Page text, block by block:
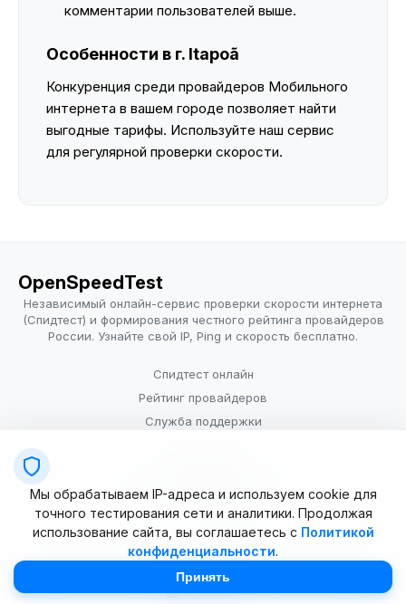
комментарии пользователей выше.
Особенности в г. Itapoã
Конкуренция среди провайдеров Мобильного
интернета в вашем городе позволяет найти
выгодные тарифы. Используйте наш сервис
для регулярной проверки скорости.
OpenSpeedTest
Независимый онлайн-сервис проверки скорости интернета
(Спидтест) и формирования честного рейтинга провайдеров
России. Узнайте свой IP, Ping и скорость бесплатно.
Спидтест онлайн
Рейтинг провайдеров
Служба поддержки
Условия использования
© 2025–2026 OpenSpeedTest (ИП Долматова В.В.). Все права
Мы обрабатываем IP-адреса и используем cookie для
точного тестирования сети и аналитики. Продолжая
использование сайта, вы соглашаетесь с Политикой
конфиденциальности.
Принять